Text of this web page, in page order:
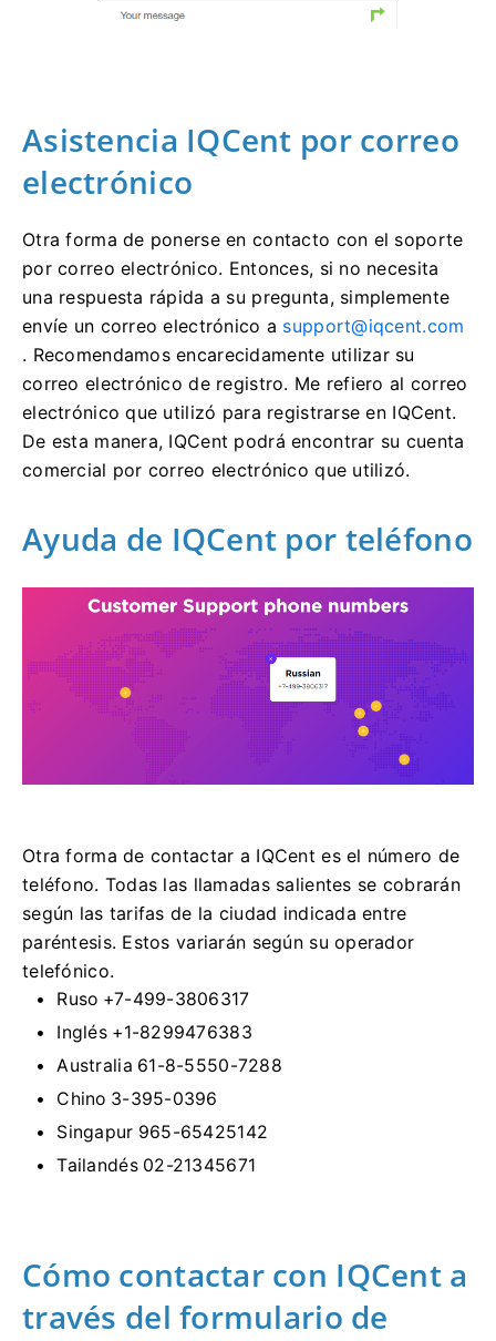
Asistencia IQCent por correo
electrónico
Otra forma de ponerse en contacto con el soporte
por correo electrónico. Entonces, si no necesita
una respuesta rápida a su pregunta, simplemente
envíe un correo electrónico a support@iqcent.com
. Recomendamos encarecidamente utilizar su
correo electrónico de registro. Me refiero al correo
electrónico que utilizó para registrarse en IQCent.
De esta manera, IQCent podrá encontrar su cuenta
comercial por correo electrónico que utilizó.
Ayuda de IQCent por teléfono
Otra forma de contactar a IQCent es el número de
teléfono. Todas las llamadas salientes se cobrarán
según las tarifas de la ciudad indicada entre
paréntesis. Estos variarán según su operador
telefónico.
Ruso +7-499-3806317
Inglés +1-8299476383
Australia 61-8-5550-7288
Chino 3-395-0396
Singapur 965-65425142
Tailandés 02-21345671
Cómo contactar con IQCent a
través del formulario de